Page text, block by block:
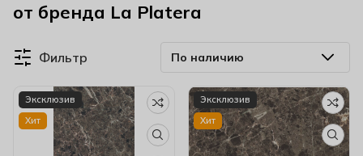
от бренда La Platera
Фильтр
Эксклюзив
Хит
Эксклюзив
Хит